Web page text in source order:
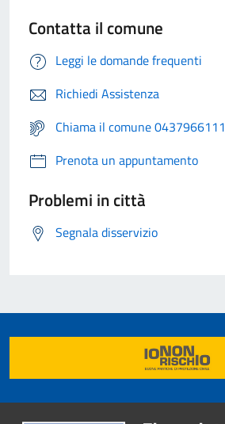
Contatta il comune
Leggi le domande frequenti
Richiedi Assistenza
Chiama il comune 0437966111
Prenota un appuntamento
Problemi in città
Segnala disservizio